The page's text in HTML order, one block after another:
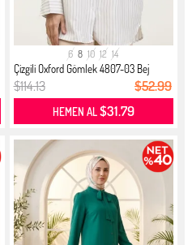
6 8 10 12 14
Çizgili Oxford Gömlek 4807-03 Bej
$114.13 $52.99
HEMEN AL$31.79